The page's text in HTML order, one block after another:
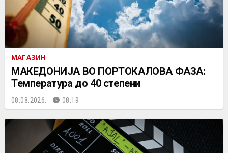
МАГАЗИН
МАКЕДОНИЈА ВО ПОРТОКАЛОВА ФАЗА:
Температура до 40 степени
08.08.2026. 08:19